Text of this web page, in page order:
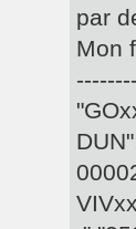
par
Mon